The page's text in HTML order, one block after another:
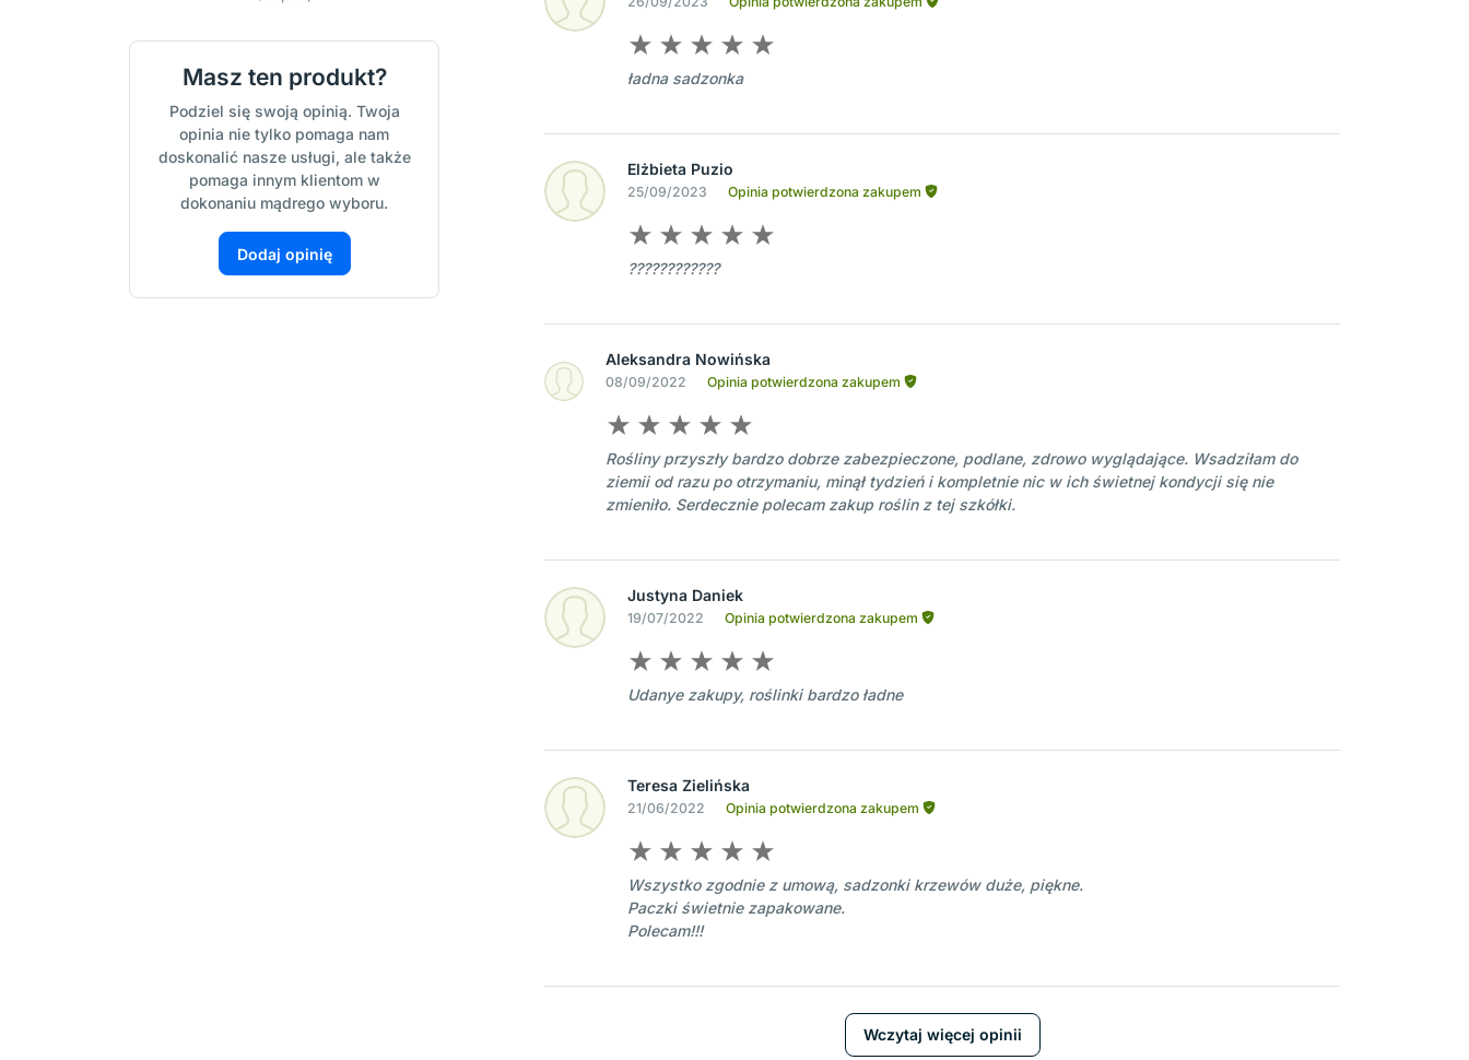
Masz ten produkt?
Podziel się swoją opinią. Twoja
opinia nie tylko pomaga nam
doskonalić nasze usługi, ale także
pomaga innym klientom w
dokonaniu mądrego wyboru.
Dodaj opinię
ładna sadzonka
Elżbieta Puzio
25/09/2023 Opinia potwierdzona zakupem
????????????
Aleksandra Nowińska
08/09/2022 Opinia potwierdzona zakupem
Rośliny przyszły bardzo dobrze zabezpieczone, podlane, zdrowo wyglądające. Wsadziłam do
ziemii od razu po otrzymaniu, minął tydzień i kompletnie nic w ich świetnej kondycji się nie
zmieniło. Serdecznie polecam zakup roślin z tej szkółki.
Justyna Daniek
19/07/2022 Opinia potwierdzona zakupem
Udanye zakupy, roślinki bardzo ładne
Teresa Zielińska
21/06/2022 Opinia potwierdzona zakupem
Wszystko zgodnie z umową, sadzonki krzewów duże, piękne.
Paczki świetnie zapakowane.
Polecam!!!
Wczytaj więcej opinii